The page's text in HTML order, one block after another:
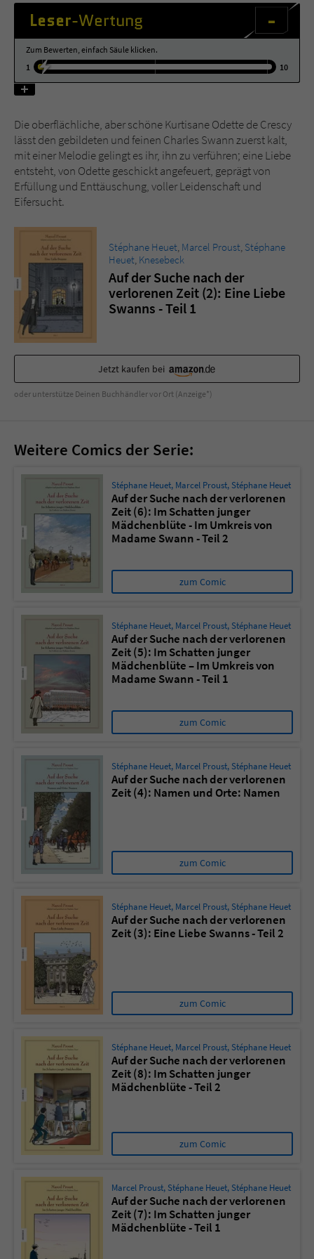
Leser-Wertung -
Zum Bewerten, einfach Säule klicken.
1
10
Die oberflächliche, aber schöne Kurtisane Odette de Crescy
lässt den gebildeten und feinen Charles Swann zuerst kalt,
mit einer Melodie gelingt es ihr, ihn zu verführen; eine Liebe
entsteht, von Odette geschickt angefeuert, geprägt von
Erfüllung und Enttäuschung, voller Leidenschaft und
Eifersucht.
Stéphane Heuet, Marcel Proust, Stéphane
Heuet, Knesebeck
Auf der Suche nach der
verlorenen Zeit (2): Eine Liebe
Swanns - Teil 1
Jetzt kaufen bei
oder unterstütze Deinen Buchhändler vor Ort (Anzeige*)
Weitere Comics der Serie:
Stéphane Heuet, Marcel Proust, Stéphane Heuet
Auf der Suche nach der verlorenen
Zeit (6): Im Schatten junger
Mädchenblüte - Im Umkreis von
Madame Swann - Teil 2
zum Comic
Stéphane Heuet, Marcel Proust, Stéphane Heuet
Auf der Suche nach der verlorenen
Zeit (5): Im Schatten junger
Mädchenblüte – Im Umkreis von
Madame Swann - Teil 1
zum Comic
Stéphane Heuet, Marcel Proust, Stéphane Heuet
Auf der Suche nach der verlorenen
Zeit (4): Namen und Orte: Namen
zum Comic
Stéphane Heuet, Marcel Proust, Stéphane Heuet
Auf der Suche nach der verlorenen
Zeit (3): Eine Liebe Swanns - Teil 2
zum Comic
Stéphane Heuet, Marcel Proust, Stéphane Heuet
Auf der Suche nach der verlorenen
Zeit (8): Im Schatten junger
Mädchenblüte - Teil 2
zum Comic
Marcel Proust, Stéphane Heuet, Stéphane Heuet
Auf der Suche nach der verlorenen
Zeit (7): Im Schatten junger
Mädchenblüte - Teil 1
Anbieter Literatur-Couch Medien GmbH & Co. KG
Laufzeit
Zweck Cookie für Kommentare einzelner Buchtitel
Name fe_typo_user
Anbieter
Laufzeit Session
Zweck
Dieses Cookie gewährleistet die
Kommunikation der Webseite mit dem
Benutzer. Es wird benötigt um z. B. den